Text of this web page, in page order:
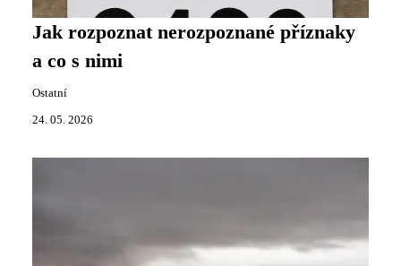
Jak rozpoznat nerozpoznané příznaky
a co s nimi
Ostatní
24. 05. 2026